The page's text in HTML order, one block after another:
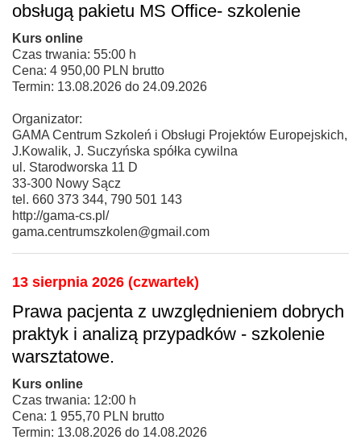
obsługą pakietu MS Office- szkolenie
Kurs online
Czas trwania: 55:00 h
Cena: 4 950,00 PLN brutto
Termin: 13.08.2026 do 24.09.2026
Organizator:
GAMA Centrum Szkoleń i Obsługi Projektów Europejskich,
J.Kowalik, J. Suczyńska spółka cywilna
ul. Starodworska 11 D
33-300 Nowy Sącz
tel. 660 373 344, 790 501 143
http://gama-cs.pl/
gama.centrumszkolen@gmail.com
13 sierpnia 2026 (czwartek)
Prawa pacjenta z uwzględnieniem dobrych
praktyk i analizą przypadków - szkolenie
warsztatowe.
Kurs online
Czas trwania: 12:00 h
Cena: 1 955,70 PLN brutto
Termin: 13.08.2026 do 14.08.2026